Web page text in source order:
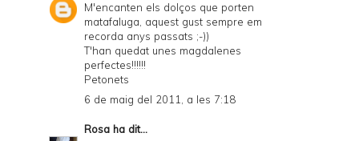
M'encanten els dolços que porten
matafaluga, aquest gust sempre em
recorda anys passats ;-))
T'han quedat unes magdalenes
perfectes!!!!!!
Petonets
6 de maig del 2011, a les 7:18
Rosa ha dit...